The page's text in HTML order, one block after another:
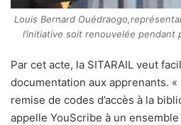
Louis Bernard
l’initiative soit renouvelée pendant
Par cet acte, la SITARAIL veut
documentation aux apprenants.
remise de codes d’accès à la
appelle YouScribe à un